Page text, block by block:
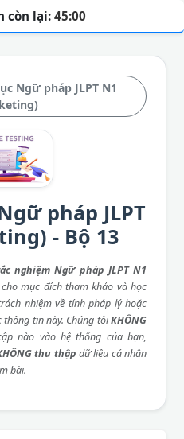
Ngữ pháp JLPT N1
pháp JLPT
- Bộ 13
nghiệm Ngữ pháp JLPT N1
mục đích tham khảo và học
nhiệm về tính pháp lý hoặc
tin này. Chúng tôiKHÔNG
nào vào hệ thống của bạn,
thu thập dữ liệu cá nhân
bài.
còn lại: 45:00